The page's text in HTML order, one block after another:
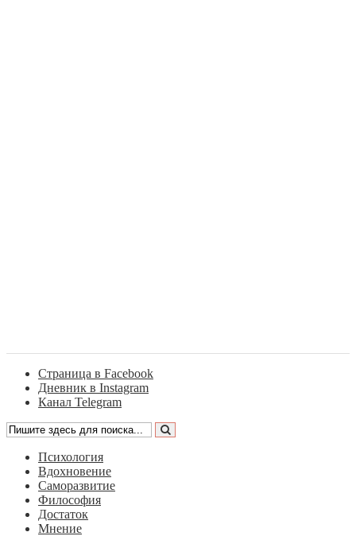
Страница в Facebook
Дневник в Instagram
Канал Telegram
Психология
Вдохновение
Саморазвитие
Философия
Достаток
Мнение